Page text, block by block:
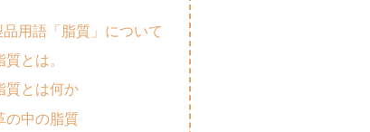
品用語「脂質」について
質とは。
質とは何か
の中の脂質